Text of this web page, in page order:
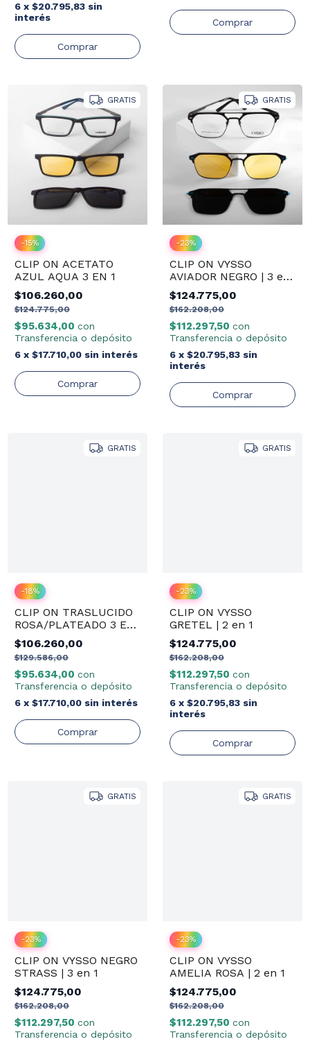
6 x $20.795,83 sin
interés
GRATIS
-15%
CLIP ON ACETATO
AZUL AQUA 3 EN 1
$106.260,00
$124.775,00
$95.634,00 con
Transferencia o depósito
6 x $17.710,00 sin interés
GRATIS
-23%
CLIP ON VYSSO
AVIADOR NEGRO | 3 en
1
$124.775,00
$162.208,00
$112.297,50 con
Transferencia o depósito
6 x $20.795,83 sin
interés
GRATIS
-18%
CLIP ON TRASLUCIDO
ROSA/PLATEADO 3 EN
1
$106.260,00
$129.586,00
$95.634,00 con
Transferencia o depósito
6 x $17.710,00 sin interés
GRATIS
-23%
CLIP ON VYSSO
GRETEL | 2 en 1
$124.775,00
$162.208,00
$112.297,50 con
Transferencia o depósito
6 x $20.795,83 sin
interés
GRATIS
-23%
CLIP ON VYSSO NEGRO
STRASS | 3 en 1
$124.775,00
$162.208,00
$112.297,50 con
Transferencia o depósito
GRATIS
-23%
CLIP ON VYSSO
AMELIA ROSA | 2 en 1
$124.775,00
$162.208,00
$112.297,50 con
Transferencia o depósito